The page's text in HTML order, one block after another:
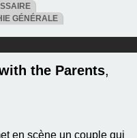
GÉNÉRALE